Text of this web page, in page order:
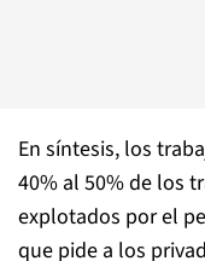
En síntesis, los
40% al 50% de los
explotados por el
que pide a los